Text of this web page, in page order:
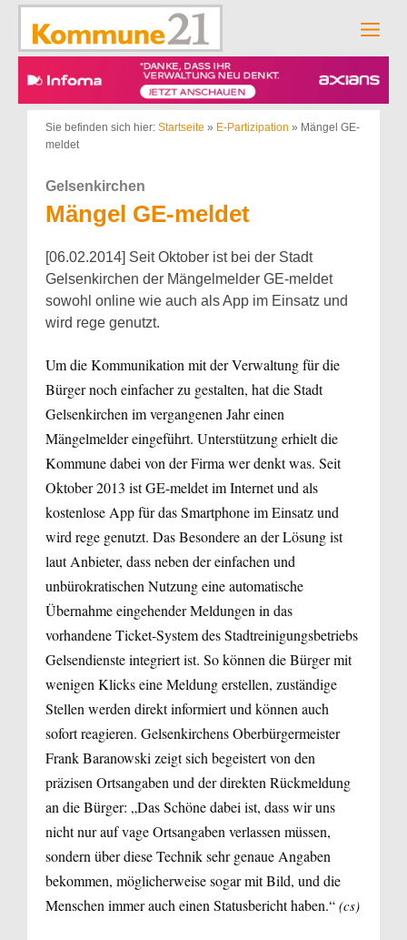
Zum
springen
Sie befinden sich hier: Startseite » E-Partizipation » Mängel GE-
meldet
Gelsenkirchen
Mängel GE-meldet
[06.02.2014] Seit Oktober ist bei der Stadt
Gelsenkirchen der Mängelmelder GE-meldet
sowohl online wie auch als App im Einsatz und
wird rege genutzt.
Um die Kommunikation mit der Verwaltung für die
Bürger noch einfacher zu gestalten, hat die Stadt
Gelsenkirchen im vergangenen Jahr einen
Mängelmelder eingeführt. Unterstützung erhielt die
Kommune dabei von der Firma wer denkt was. Seit
Oktober 2013 ist GE-meldet im Internet und als
kostenlose App für das Smartphone im Einsatz und
wird rege genutzt. Das Besondere an der Lösung ist
laut Anbieter, dass neben der einfachen und
unbürokratischen Nutzung eine automatische
Übernahme eingehender Meldungen in das
vorhandene Ticket-System des Stadtreinigungsbetriebs
Gelsendienste integriert ist. So können die Bürger mit
wenigen Klicks eine Meldung erstellen, zuständige
Stellen werden direkt informiert und können auch
sofort reagieren. Gelsenkirchens Oberbürgermeister
Frank Baranowski zeigt sich begeistert von den
präzisen Ortsangaben und der direkten Rückmeldung
an die Bürger: „Das Schöne dabei ist, dass wir uns
nicht nur auf vage Ortsangaben verlassen müssen,
sondern über diese Technik sehr genaue Angaben
bekommen, möglicherweise sogar mit Bild, und die
Menschen immer auch einen Statusbericht haben.“ (cs)